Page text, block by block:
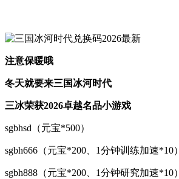
注意保暖哦
冬天就要来三国冰河时代
三冰荣获2026卓越名品小游戏
sgbhsd（元宝*500）
sgbh666（元宝*200、1分钟训练加速*10）
sgbh888（元宝*200、1分钟研究加速*10）